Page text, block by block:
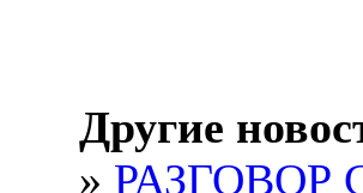
Другие
» РАЗГОВОР